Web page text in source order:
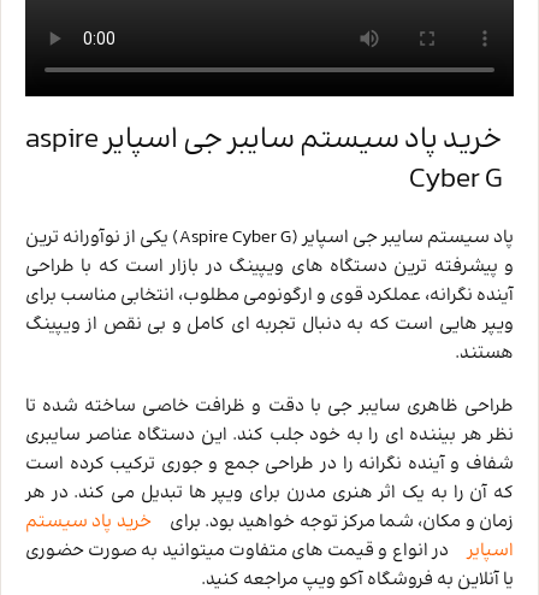
خرید پاد سیستم سایبر جی اسپایر aspire
Cyber G
پاد سیستم سایبر جی اسپایر (Aspire Cyber G) یکی از نوآورانه ‌ترین
و پیشرفته ‌ترین دستگاه‌ های ویپینگ در بازار است که با طراحی
آینده ‌نگرانه، عملکرد قوی و ارگونومی مطلوب، انتخابی مناسب برای
ویپر هایی است که به دنبال تجربه‌ ای کامل و بی‌ نقص از ویپینگ
هستند.
طراحی ظاهری سایبر جی با دقت و ظرافت خاصی ساخته شده تا
نظر هر بیننده ‌ای را به خود جلب کند. این دستگاه عناصر سایبری
شفاف و آینده ‌نگرانه را در طراحی جمع و جوری ترکیب کرده است
که آن را به یک اثر هنری مدرن برای ویپر ها تبدیل می ‌کند. در هر
زمان و مکان، شما مرکز توجه خواهید بود. برای
خرید پاد سیستم
اسپایر
در انواع و قیمت های متفاوت میتوانید به صورت حضوری
یا آنلاین به فروشگاه آکو ویپ مراجعه کنید.